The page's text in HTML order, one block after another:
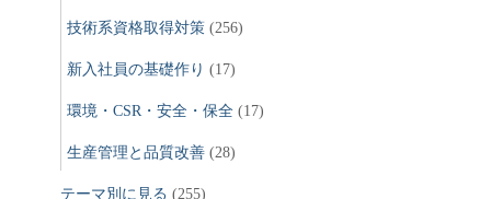
技術系資格取得対策 (256)
新入社員の基礎作り (17)
環境・CSR・安全・保全 (17)
生産管理と品質改善 (28)
テーマ別に見る (255)